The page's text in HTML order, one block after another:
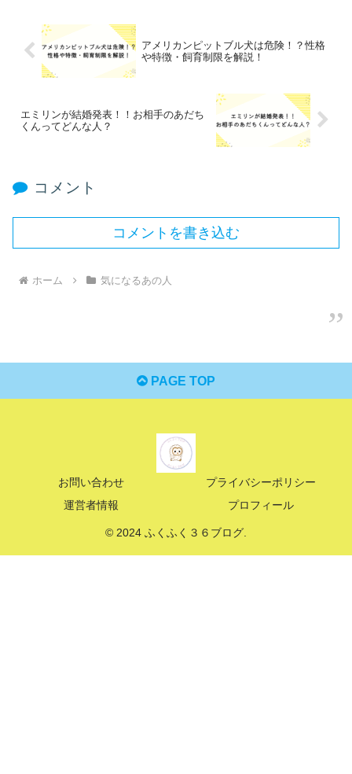
アメリカンピットブル犬は危険！？性格
や特徴・飼育制限を解説！
エミリンが結婚発表！！お相手のあだち
くんってどんな人？
コメント
コメントを書き込む
ホーム 気になるあの人
PAGE TOP
お問い合わせ
プライバシーポリシー
運営者情報
プロフィール
© 2024 ふくふく３６ブログ.